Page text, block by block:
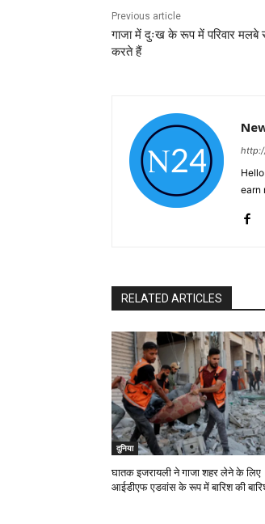
Previous article
गाजा में दुःख के रूप में परिवार मलबे
करते हैं
earn
RELATED ARTICLES
दुनिया
घातक इजरायली ने गाजा शहर लेने के लिए
आईडीएफ एडवांस के रूप में बारिश की